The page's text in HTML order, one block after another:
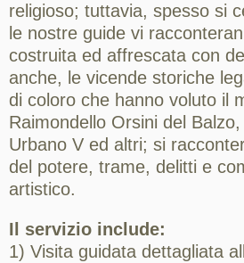
religioso; tuttavia, spesso si
le nostre guide vi
costruita ed affrescata con
anche, le vicende storiche
di coloro che hanno voluto il
Raimondello Orsini del
Urbano V ed altri; si
del potere, trame, delitti e
artistico.
Il servizio include:
1) Visita guidata dettagliata